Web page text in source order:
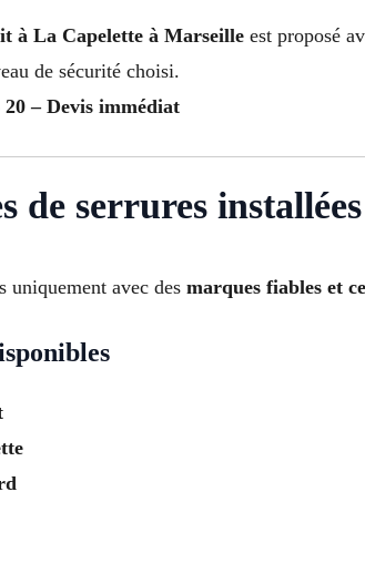
à La Capelette à Marseille est proposé
de sécurité choisi.
20 – Devis immédiat
de serrures
uniquement avec des marques fiables et